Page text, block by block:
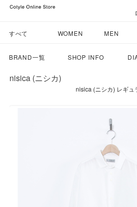
すべて WOMEN MEN
BRAND一覧 SHOP INFO
nisica (ニシカ)
nisica (ニシカ) レギ